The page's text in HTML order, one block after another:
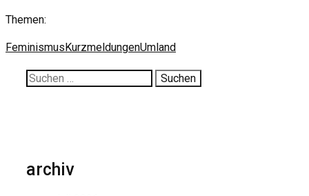
Themen:
FeminismusKurzmeldungenUmland
Suche
archiv